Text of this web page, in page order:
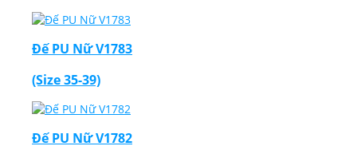
Đế PU Nữ V1783
(Size 35-39)
Đế PU Nữ V1782